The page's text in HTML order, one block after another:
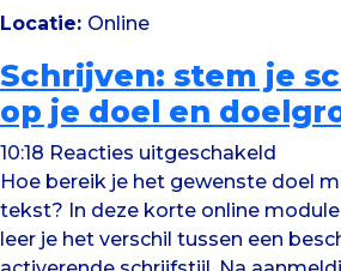
Locatie: Online
Schrijven: stem je
op je doel en
10:18 Reacties uitgeschakeld
stem
je
Hoe bereik je het gewenste doel
tekst? In deze korte online
leer je het verschil tussen een